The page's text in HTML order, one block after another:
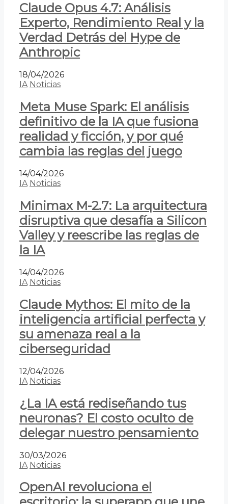
Claude Opus 4.7: Análisis
Experto, Rendimiento Real y la
Verdad Detrás del Hype de
Anthropic
18/04/2026
IA Noticias
Meta Muse Spark: El análisis
definitivo de la IA que fusiona
realidad y ficción, y por qué
cambia las reglas del juego
14/04/2026
IA Noticias
Minimax M-2.7: La arquitectura
disruptiva que desafía a Silicon
Valley y reescribe las reglas de
la IA
14/04/2026
IA Noticias
Claude Mythos: El mito de la
inteligencia artificial perfecta y
su amenaza real a la
ciberseguridad
12/04/2026
IA Noticias
¿La IA está rediseñando tus
neuronas? El costo oculto de
delegar nuestro pensamiento
30/03/2026
IA Noticias
OpenAI revoluciona el